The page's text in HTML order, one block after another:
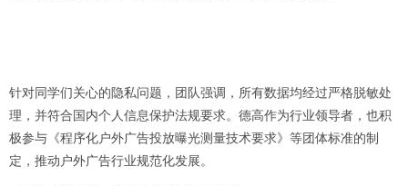
针对同学们关心的隐私问题，团队强调，所有数据均经过严格脱敏处
理，并符合国内个人信息保护法规要求。德高作为行业领导者，也积
极参与《程序化户外广告投放曝光测量技术要求》等团体标准的制
定，推动户外广告行业规范化发展。